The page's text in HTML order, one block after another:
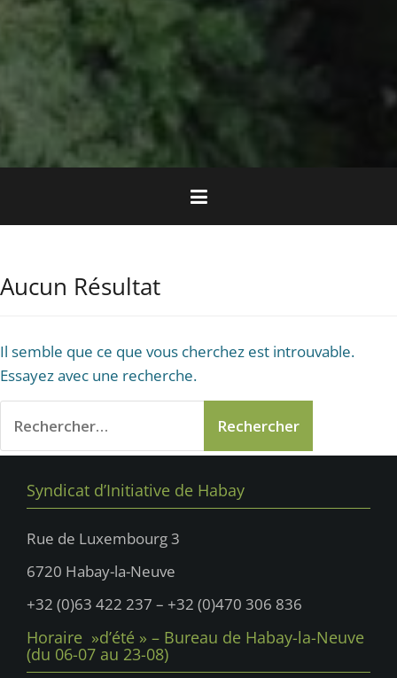
Aucun Résultat
Il semble que ce que vous cherchez est introuvable.
Essayez avec une recherche.
Syndicat d’Initiative de Habay
Rue de Luxembourg 3
6720 Habay-la-Neuve
+32 (0)63 422 237 – +32 (0)470 306 836
Horaire »d’été » – Bureau de Habay-la-Neuve
(du 06-07 au 23-08)